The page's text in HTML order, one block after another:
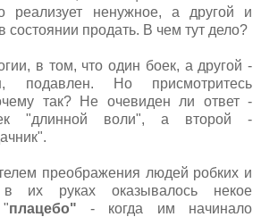
реализует ненужное, а другой и
состоянии продать. В чем тут дело?
в том, что один боек, а другой -
подавлен. Но присмотритесь
так? Не очевиден ли ответ -
"длинной воли", а второй -
преображения людей робких и
в их руках оказывалось некое
плацебо" - когда им начинало